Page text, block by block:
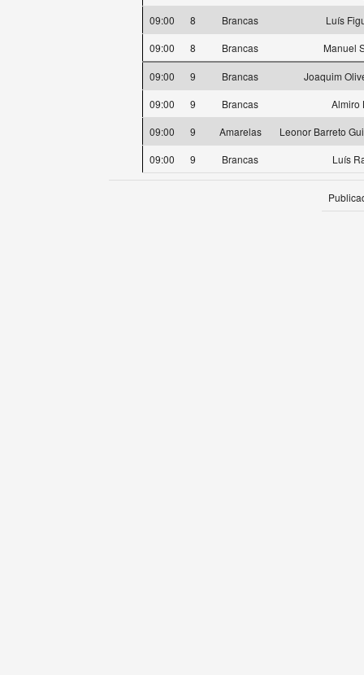
09:00
8 Brancas
Luís
09:00
8 Brancas Manuel
09:00 9 Brancas
Joaquim
09:00
9 Brancas
Almiro
09:00
9 Amarelas
Leonor Barreto
09:00
9 Brancas Luís